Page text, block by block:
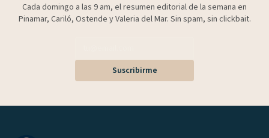
Cada domingo a las 9 am, el resumen editorial de la semana en
Pinamar, Cariló, Ostende y Valeria del Mar. Sin spam, sin clickbait.
Suscribirme